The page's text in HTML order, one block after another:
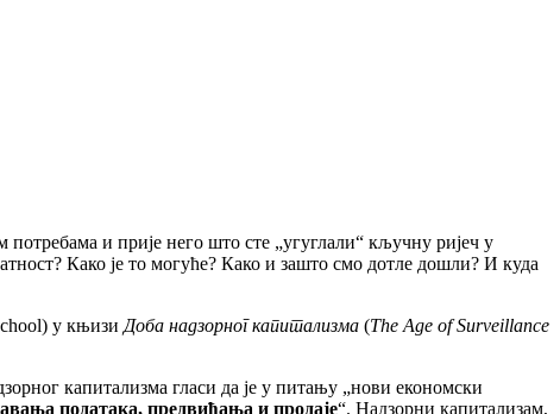
и прије него што сте „угуглали“ кључну ријеч у
Како је то могуће? Како и зашто смо дотле дошли? И куда
у књизи Доба надзорног капитализма (The Age of Surveillance
капитализма гласи да је у питању „нови економски
података, предвиђања и продаје“. Надзорни капитализам,